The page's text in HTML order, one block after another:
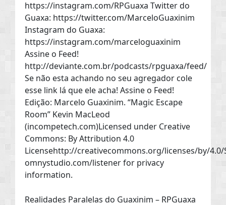
https://instagram.com/RPGuaxa Twitter do
Guaxa: https://twitter.com/MarceloGuaxinim
Instagram do Guaxa:
https://instagram.com/marceloguaxinim
Assine o Feed!
http://deviante.com.br/podcasts/rpguaxa/feed/
Se não esta achando no seu agregador cole
esse link lá que ele acha! Assine o Feed!
Edição: Marcelo Guaxinim. “Magic Escape
Room” Kevin MacLeod
(incompetech.com)Licensed under Creative
Commons: By Attribution 4.0
Licensehttp://creativecommons.org/licenses/by/4.0/
omnystudio.com/listener for privacy
information.
Realidades Paralelas do Guaxinim – RPGuaxa